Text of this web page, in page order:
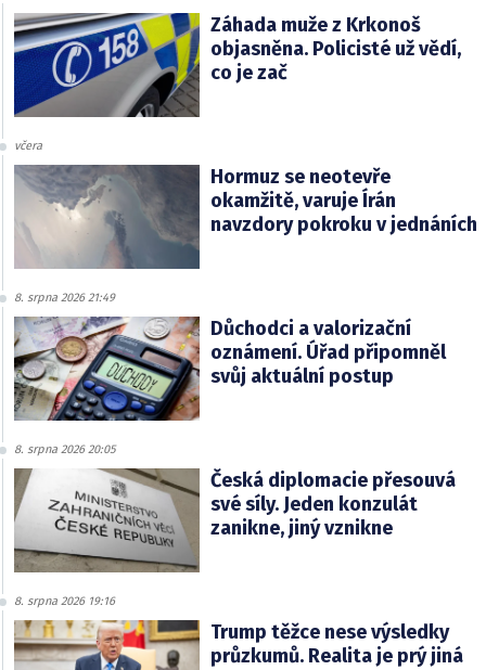
Záhada muže z Krkonoš
objasněna. Policisté už vědí,
co je zač
včera
Hormuz se neotevře
okamžitě, varuje Írán
navzdory pokroku v jednáních
8. srpna 2026 21:49
Důchodci a valorizační
oznámení. Úřad připomněl
svůj aktuální postup
8. srpna 2026 20:05
Česká diplomacie přesouvá
své síly. Jeden konzulát
zanikne, jiný vznikne
8. srpna 2026 19:16
Trump těžce nese výsledky
průzkumů. Realita je prý jiná